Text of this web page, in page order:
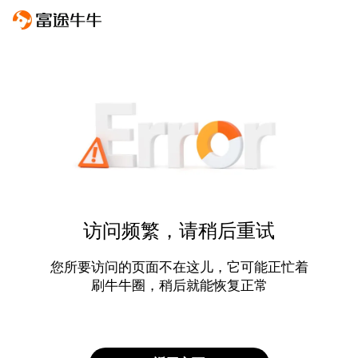
访问频繁，请稍后重试
您所要访问的页面不在这儿，它可能正忙着
刷牛牛圈，稍后就能恢复正常